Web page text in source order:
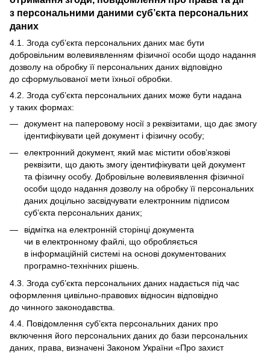
з персональними даними суб’єкта персональних
даних
4.1. Згода суб’єкта персональних даних має бути
добровільним волевиявленням фізичної особи щодо надання
дозволу на обробку її персональних даних відповідно
до сформульованої мети їхньої обробки.
4.2. Згода суб’єкта персональних даних може бути надана
у таких формах:
документ на паперовому носії з реквізитами, що дає змогу
ідентифікувати цей документ і фізичну особу;
електронний документ, який має містити обов’язкові
реквізити, що дають змогу ідентифікувати цей документ
та фізичну особу. Добровільне волевиявлення фізичної
особи щодо надання дозволу на обробку її персональних
даних доцільно засвідчувати електронним підписом
суб’єкта персональних даних;
відмітка на електронній сторінці документа
чи в електронному файлі, що обробляється
в інформаційній системі на основі документованих
програмно-технічних рішень.
4.3. Згода суб’єкта персональних даних надається під час
оформлення цивільно-правових відносин відповідно
до чинного законодавства.
4.4. Повідомлення суб’єкта персональних даних про
включення його персональних даних до бази персональних
даних, права, визначені Законом України «Про захист